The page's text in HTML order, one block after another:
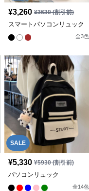
¥3,260 ¥3630(割引前)
スマートパソコンリュック
全3色
SALE
¥5,330 ¥5930(割引前)
パソコンリュック
全14色